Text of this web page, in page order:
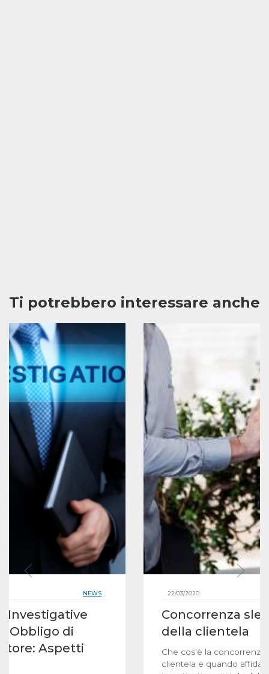
Ti potrebbero interessare anche
NEWS
Investigative
di
Aspetti
22/03/2020
Concorrenza
della clientela
Che cos'è la
clientela e quando